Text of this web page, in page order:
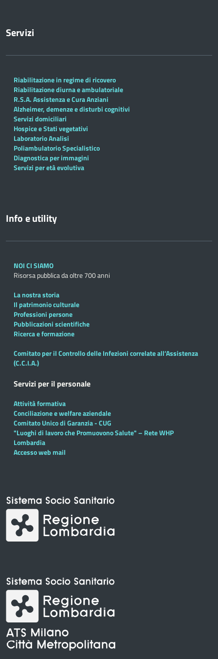
Servizi
Riabilitazione in regime di ricovero
Riabilitazione diurna e ambulatoriale
R.S.A. Assistenza e Cura Anziani
Alzheimer, demenze e disturbi cognitivi
Servizi domiciliari
Hospice e Stati vegetativi
Laboratorio Analisi
Poliambulatorio Specialistico
Diagnostica per immagini
Servizi per età evolutiva
Info e utility
NOI CI SIAMO
Risorsa pubblica da oltre 700 anni
La nostra storia
Il patrimonio culturale
Professioni persone
Pubblicazioni scientifiche
Ricerca e formazione
Comitato per il Controllo delle Infezioni correlate all’Assistenza
(C.C.I.A.)
Servizi per il personale
Attività formativa
Conciliazione e welfare aziendale
Comitato Unico di Garanzia - CUG
"Luoghi di lavoro che Promuovono Salute" – Rete WHP
Lombardia
Accesso web mail